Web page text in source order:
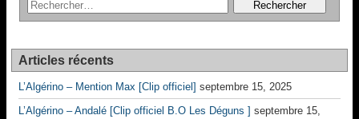
Articles récents
L’Algérino – Mention Max [Clip officiel] septembre 15, 2025
L’Algérino – Andalé [Clip officiel B.O Les Déguns ] septembre 15,